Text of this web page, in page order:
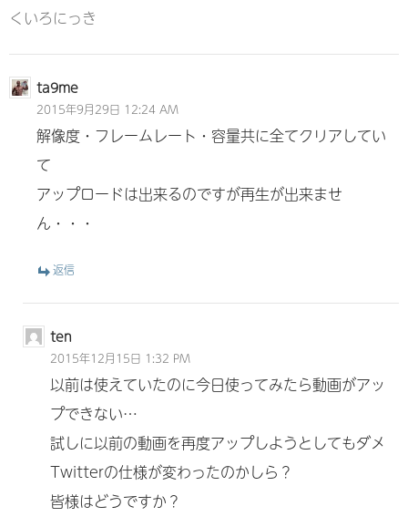
くいろにっき
ta9me
2015年9月29日 12:24 AM
解像度・フレームレート・容量共に全てクリアしてい
て
アップロードは出来るのですが再生が出来ませ
ん・・・
返信
ten
2015年12月15日 1:32 PM
以前は使えていたのに今日使ってみたら動画がアッ
プできない…
試しに以前の動画を再度アップしようとしてもダメ
Twitterの仕様が変わったのかしら？
皆様はどうですか？